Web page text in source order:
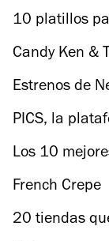
10 platillos
Candy Ken &
romperá con
Estrenos de
PICS, la
por emojis
Los 10
nuestros
French Crepe
20 tiendas